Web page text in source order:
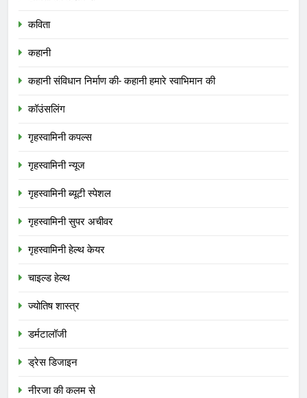
कविता
कहानी
कहानी संविधान निर्माण की- कहानी हमारे स्वाभिमान की
कॉउंसलिंग
गृहस्वामिनी कपल्स
गृहस्वामिनी न्यूज
गृहस्वामिनी ब्यूटी स्पेशल
गृहस्वामिनी सुपर अचीवर
गृहस्वामिनी हेल्थ केयर
चाइल्ड हेल्थ
ज्योतिष शास्त्र
डर्मटालॉजी
ड्रेस डिजाइन
नीरजा की कलम से